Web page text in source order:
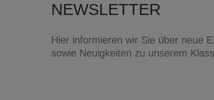
NEWSLETTER
Hier informieren wir Sie über neue
sowie Neuigkeiten zu unserem